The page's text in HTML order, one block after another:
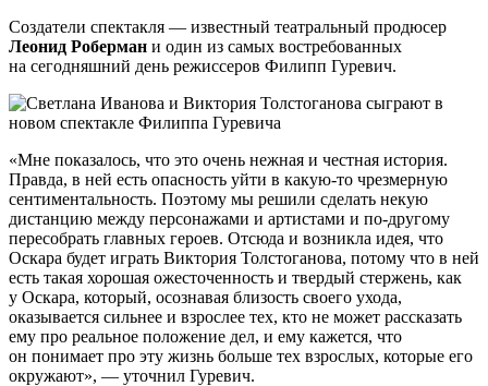
Создатели спектакля — известный театральный продюсер
Леонид Роберман и один из самых востребованных
на сегодняшний день режиссеров Филипп Гуревич.
«Мне показалось, что это очень нежная и честная история.
Правда, в ней есть опасность уйти в какую-то чрезмерную
сентиментальность. Поэтому мы решили сделать некую
дистанцию между персонажами и артистами и по-другому
пересобрать главных героев. Отсюда и возникла идея, что
Оскара будет играть Виктория Толстоганова, потому что в ней
есть такая хорошая ожесточенность и твердый стержень, как
у Оскара, который, осознавая близость своего ухода,
оказывается сильнее и взрослее тех, кто не может рассказать
ему про реальное положение дел, и ему кажется, что
он понимает про эту жизнь больше тех взрослых, которые его
окружают», — уточнил Гуревич.